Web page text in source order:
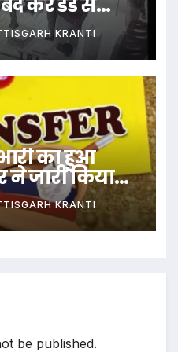
कर डंडे से
KRANTI
का हुआ
ने जारी किया
KRANTI
be published.